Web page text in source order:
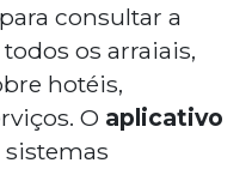
consultar a
os arraiais,
hotéis,
O aplicativo
sistemas